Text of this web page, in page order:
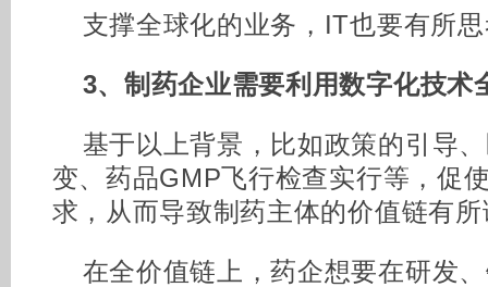
支撑全球化的业务，IT也要有所
3、制药企业需要利用数字化技术
基于以上背景，比如政策的引导
变、药品GMP飞行检查实行等，促
求，从而导致制药主体的价值链有
在全价值链上，药企想要在研发